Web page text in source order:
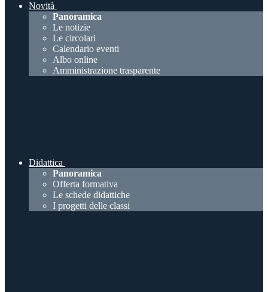
Novità
Panoramica
Le notizie
Le circolari
Calendario eventi
Albo online
Amministrazione trasparente
Didattica
Panoramica
Offerta formativa
Le schede didattiche
I progetti delle classi